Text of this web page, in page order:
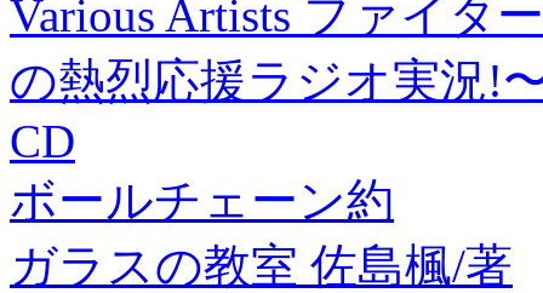
Various Artists ファイタ
の熱烈応援ラジオ実況!
CD
ボールチェーン約
ガラスの教室 佐島楓/著